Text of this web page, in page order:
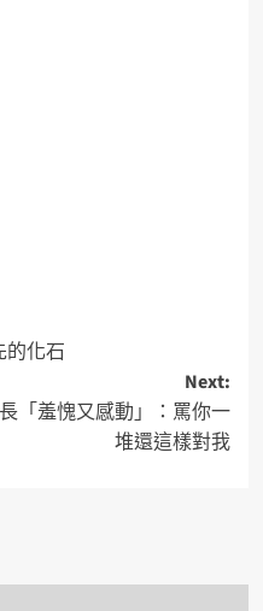
的化石
Next:
「羞愧又感動」：罵你一
堆還這樣對我